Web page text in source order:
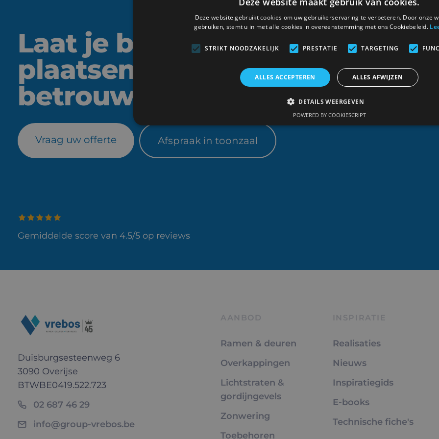
Laat je buitenschrijnwerk
plaatsen door een
betrouwbare partner
Vraag uw offerte Afspraak in toonzaal
Gemiddelde score van 4.5/5 op reviews
Duisburgsesteenweg 6
3090 Overijse
BTWBE0419.522.723
02 687 46 29
info@group-vrebos.be
AANBOD
Ramen & deuren
Overkappingen
Lichtstraten &
gordijngevels
Zonwering
Toebehoren
INSPIRATIE
Realisaties
Nieuws
Inspiratiegids
E-books
Technische fiche's
Deze website gebruikt cookies om uw gebruikerservaring te verbeteren. Door onze
gebruiken, stemt u in met alle cookies in overeenstemming met ons Cookiebeleid.
STRIKT NOODZAKELIJK PRESTATIE TARGETING
ALLES ACCEPTEREN ALLES AFWIJZEN
DETAILS WEERGEVEN
POWERED BY COOKIESCRIPT